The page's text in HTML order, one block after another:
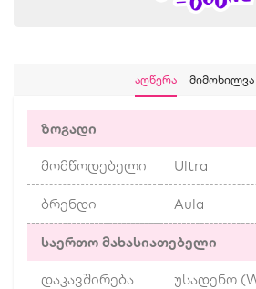
Აღწერა Მიმოხილვა
ზოგადი
მომწოდებელი Ultra
ბრენდი Aula
საერთო მახასიათებელი
დაკავშირება უსადენო